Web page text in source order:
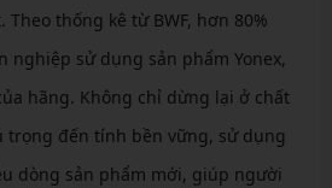
thống kê từ BWF, hơn 80%
nghiệp sử dụng sản phẩm Yonex,
hãng. Không chỉ dừng lại ở chất
trọng đến tính bền vững, sử dụng
dòng sản phẩm mới, giúp người